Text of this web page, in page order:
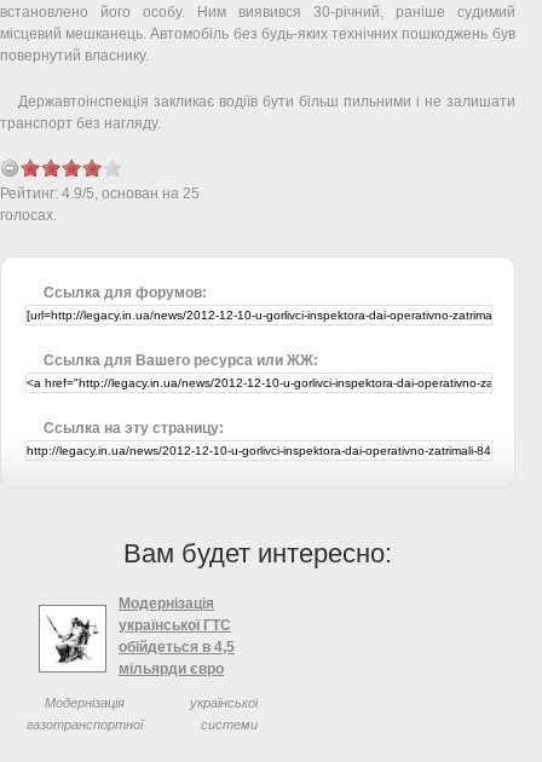
встановлено його особу. Ним виявився 30-річний, раніше судимий
місцевий мешканець. Автомобіль без будь-яких технічних пошкоджень був
повернутий власнику.
Державтоінспекція закликає водіїв бути більш пильними і не залишати
транспорт без нагляду.
Рейтинг: 4.9/5, основан на 25
голосах.
Ссылка для форумов:
Ссылка для Вашего ресурса или ЖЖ:
Ссылка на эту страницу:
Вам будет интересно:
Модернізація
української ГТС
обійдеться в 4,5
мільярди євро
Модернізація української
газотранспортної системи